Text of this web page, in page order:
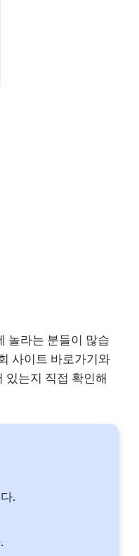
놀라는 분들이 많습
사이트 바로가기와
있는지 직접 확인해
.